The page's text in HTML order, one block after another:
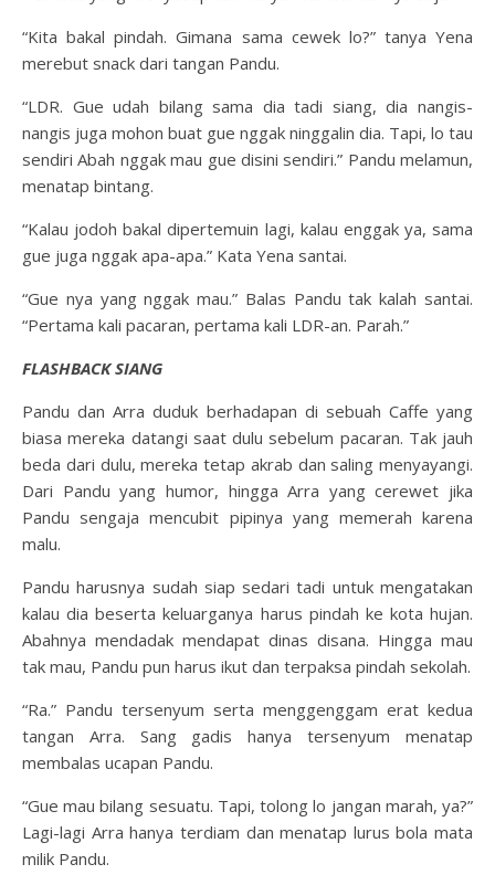
“Kita bakal pindah. Gimana sama cewek lo?” tanya Yena
merebut snack dari tangan Pandu.
“LDR. Gue udah bilang sama dia tadi siang, dia nangis-
nangis juga mohon buat gue nggak ninggalin dia. Tapi, lo tau
sendiri Abah nggak mau gue disini sendiri.” Pandu melamun,
menatap bintang.
“Kalau jodoh bakal dipertemuin lagi, kalau enggak ya, sama
gue juga nggak apa-apa.” Kata Yena santai.
“Gue nya yang nggak mau.” Balas Pandu tak kalah santai.
“Pertama kali pacaran, pertama kali LDR-an. Parah.”
FLASHBACK SIANG
Pandu dan Arra duduk berhadapan di sebuah Caffe yang
biasa mereka datangi saat dulu sebelum pacaran. Tak jauh
beda dari dulu, mereka tetap akrab dan saling menyayangi.
Dari Pandu yang humor, hingga Arra yang cerewet jika
Pandu sengaja mencubit pipinya yang memerah karena
malu.
Pandu harusnya sudah siap sedari tadi untuk mengatakan
kalau dia beserta keluarganya harus pindah ke kota hujan.
Abahnya mendadak mendapat dinas disana. Hingga mau
tak mau, Pandu pun harus ikut dan terpaksa pindah sekolah.
“Ra.” Pandu tersenyum serta menggenggam erat kedua
tangan Arra. Sang gadis hanya tersenyum menatap
membalas ucapan Pandu.
“Gue mau bilang sesuatu. Tapi, tolong lo jangan marah, ya?”
Lagi-lagi Arra hanya terdiam dan menatap lurus bola mata
milik Pandu.